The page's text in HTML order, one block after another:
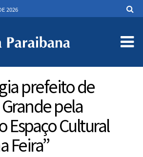
2026
prefeito de
pela
Espaço Cultural
Feira”